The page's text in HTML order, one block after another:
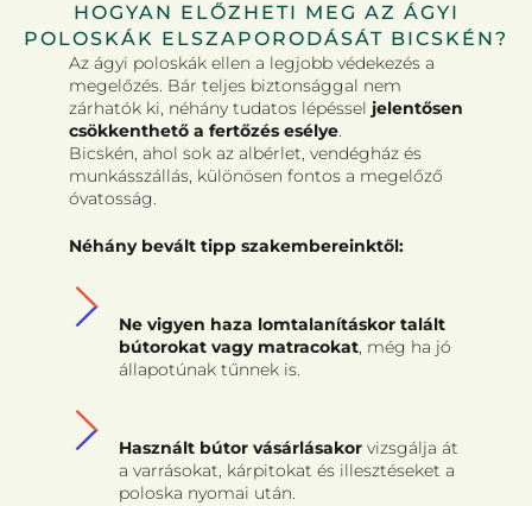
HOGYAN ELŐZHETI MEG AZ ÁGYI
POLOSKÁK ELSZAPORODÁSÁT BICSKÉN?
Az ágyi poloskák ellen a legjobb védekezés a
megelőzés. Bár teljes biztonsággal nem
zárhatók ki, néhány tudatos lépéssel jelentősen
csökkenthető a fertőzés esélye.
Bicskén, ahol sok az albérlet, vendégház és
munkásszállás, különösen fontos a megelőző
óvatosság.
Néhány bevált tipp szakembereinktől:
Ne vigyen haza lomtalanításkor talált
bútorokat vagy matracokat, még ha jó
állapotúnak tűnnek is.
Használt bútor vásárlásakor vizsgálja át
a varrásokat, kárpitokat és illesztéseket a
poloska nyomai után.